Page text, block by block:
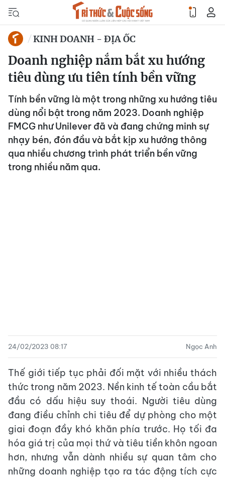
KINH DOANH - ĐỊA ỐC
Doanh nghiệp nắm bắt xu hướng
tiêu dùng ưu tiên tính bền vững
Tính bền vững là một trong những xu hướng tiêu
dùng nổi bật trong năm 2023. Doanh nghiệp
FMCG như Unilever đã và đang chứng minh sự
nhạy bén, đón đầu và bắt kịp xu hướng thông
qua nhiều chương trình phát triển bền vững
trong nhiều năm qua.
24/02/2023 08:17 Ngọc Anh
Thế giới tiếp tục phải đối mặt với nhiều thách
thức trong năm 2023. Nền kinh tế toàn cầu bắt
đầu có dấu hiệu suy thoái. Người tiêu dùng
đang điều chỉnh chi tiêu để dự phòng cho một
giai đoạn đầy khó khăn phía trước. Họ tối đa
hóa giá trị của mọi thứ và tiêu tiền khôn ngoan
hơn, nhưng vẫn dành nhiều sự quan tâm cho
những doanh nghiệp tạo ra tác động tích cực